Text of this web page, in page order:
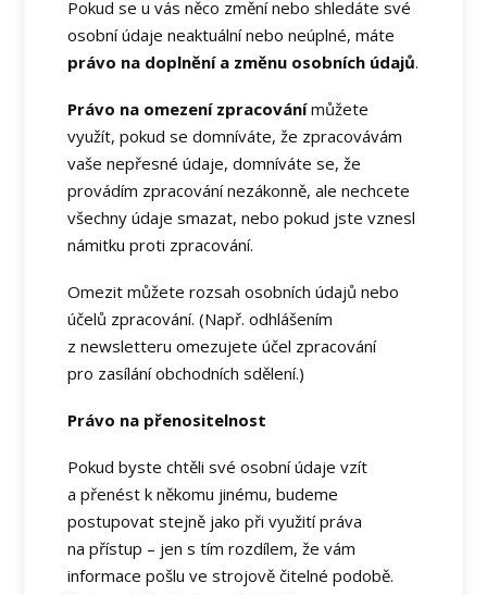
Pokud se u vás něco změní nebo shledáte své
osobní údaje neaktuální nebo neúplné, máte
právo na doplnění a změnu osobních údajů.
Právo na omezení zpracovánímůžete
využít, pokud se domníváte, že zpracovávám
vaše nepřesné údaje, domníváte se, že
provádím zpracování nezákonně, ale nechcete
všechny údaje smazat, nebo pokud jste vznesl
námitku proti zpracování.
Omezit můžete rozsah osobních údajů nebo
účelů zpracování. (Např. odhlášením
z newsletteru omezujete účel zpracování
pro zasílání obchodních sdělení.)
Právo na přenositelnost
Pokud byste chtěli své osobní údaje vzít
a přenést k někomu jinému, budeme
postupovat stejně jako při využití práva
na přístup – jen s tím rozdílem, že vám
informace pošlu ve strojově čitelné podobě.